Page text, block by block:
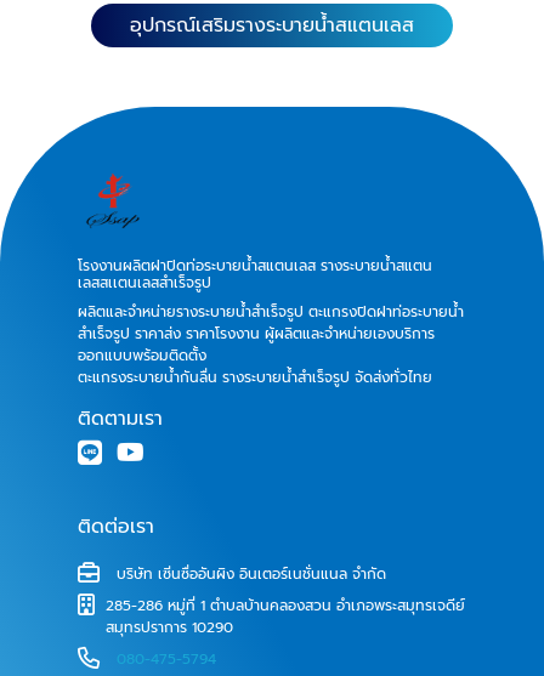
อุปกรณ์เสริมรางระบายน้ำสแตนเลส
โรงงานผลิตฝาปิดท่อระบายน้ำสแตนเลส รางระบายน้ำสแตน
เลสสเเตนเลสสำเร็จรูป
ผลิตและจำหน่ายรางระบายน้ำสำเร็จรูป ตะแกรงปิดฝาท่อระบายน้ำ
สำเร็จรูป ราคาส่ง ราคาโรงงาน ผู้ผลิตและจำหน่ายเองบริการ
ออกแบบพร้อมติดตั้ง
ตะแกรงระบายน้ำกันลื่น รางระบายน้ำสำเร็จรูป จัดส่งทั่วไทย
ติดตามเรา
ติดต่อเรา
บริษัท เซิ่นซื่ออันผิง อินเตอร์เนชั่นแนล จำกัด
285-286 หมู่ที่ 1 ตำบลบ้านคลองสวน อำเภอพระสมุทรเจดีย์
สมุทรปราการ 10290
080-475-5794